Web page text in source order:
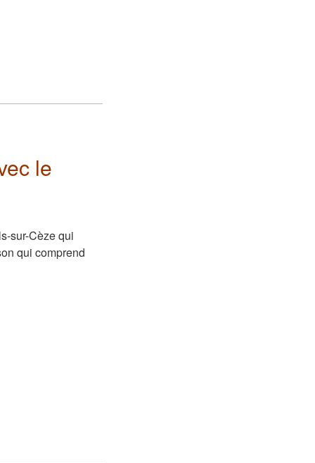
le
sur-Cèze qui
qui comprend